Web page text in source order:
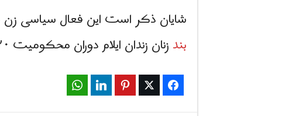
شایان ذکر است این فعال سیاسی زن به
بندزنان زندان ایلام دوران محکومیت ۲۰ ماهه خود را می گذراند.
Facebook
Twitter
Pinterest
LinkedIn